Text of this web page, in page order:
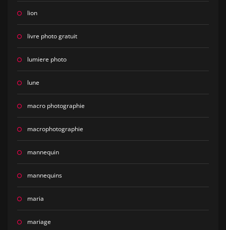
lion
livre photo gratuit
lumiere photo
lune
macro photographie
macrophotographie
mannequin
mannequins
maria
mariage